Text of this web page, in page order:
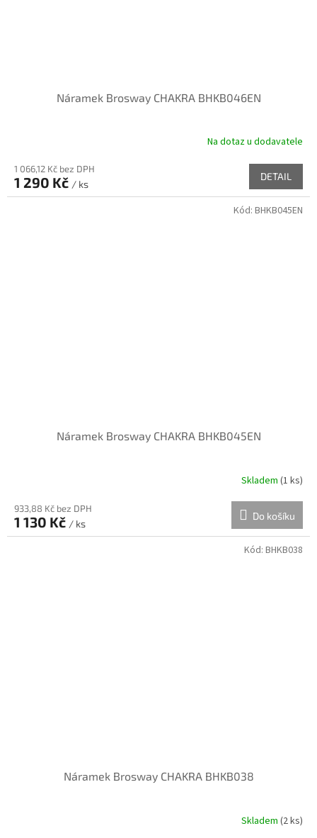
Náramek Brosway CHAKRA BHKB046EN
Na dotaz u dodavatele
1 066,12 Kč bez DPH
1 290 Kč / ks
DETAIL
Náramek Brosway CHAKRA BHKB045EN
Skladem (1 ks)
933,88 Kč bez DPH
1 130 Kč / ks
Do košíku
Kód: BHKB045EN
Náramek Brosway CHAKRA BHKB038
Skladem (2 ks)
Kód: BHKB038